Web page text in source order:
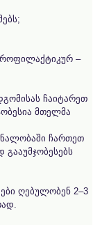
–
ჩაიტარეთ
მთელმა
ჩართეთ
ღებულობენ 2–3